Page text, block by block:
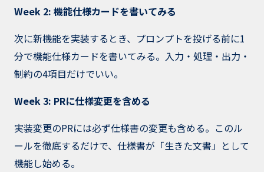
Week 2: 機能仕様カードを書いてみる
次に新機能を実装するとき、プロンプトを投げる前に1
分で機能仕様カードを書いてみる。入力・処理・出力・
制約の4項目だけでいい。
Week 3: PRに仕様変更を含める
実装変更のPRには必ず仕様書の変更も含める。このル
ールを徹底するだけで、仕様書が「生きた文書」として
機能し始める。